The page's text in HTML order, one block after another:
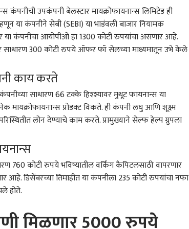
उपकंपनी बेलस्टार मायक्रोफायनान्स लिमिटेड ही
या कंपनीने सेबी (SEBI) या भाडंवली बाजार नियामक
या कंपनीचा आयोपीओ हा 1300 कोटी रुपयांचा असणार आहे.
साधारण 300 कोटी रुपये ऑफर फॉ सेलच्या माध्यमातून उभे केले
काय करते
साधारण 66 टक्के हिश्श्यावर मुथूट फायनान्स या
प्रोडक्ट विकते. ही कंपनी लघु आणि शूक्ष्म
लोन देण्याचे काम करते. प्रामुख्याने सेल्फ हेल्प ग्रुपला
760 कोटी रुपये भविष्यातील वर्किंग कैपिटलसाठी वापरणार
आहे. डिसेंबरच्या तिमाहीत या कंपनीला 235 कोटी रुपयांचा नफा
होते.
मिळणार 5000 रुपये
रील्स